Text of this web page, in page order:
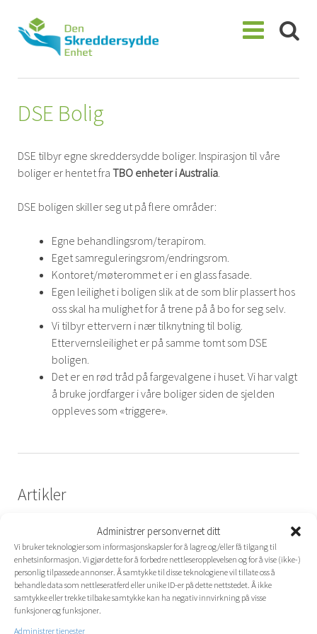
Administrer personvernet ditt
Vi bruker teknologier som informasjonskapsler for å lagre og/eller få tilgang til
enhetsinformasjon. Vi gjør dette for å forbedre nettleseropplevelsen og for å vise (ikke-)
personlig tilpassede annonser. Å samtykke til disse teknologiene vil tillate oss å
behandle data som nettleseratferd eller unike ID-er på dette nettstedet. Å ikke
samtykke eller trekke tilbake samtykke kan ha negativ innvirkning på visse
funksjoner og funksjoner.
Administrer tjenester
content
DSE Bolig
DSE tilbyr egne skreddersydde boliger. Inspirasjon til våre
boliger er hentet fra TBO enheter i Australia.
DSE boligen skiller seg ut på flere områder:
Egne behandlingsrom/terapirom.
Eget samreguleringsrom/endringsrom.
Kontoret/møterommet er i en glass fasade.
Egen leilighet i boligen slik at de som blir plassert hos
oss skal ha mulighet for å trene på å bo for seg selv.
Vi tilbyr ettervern i nær tilknytning til bolig.
Ettervernsleilighet er på samme tomt som DSE
boligen.
Det er en rød tråd på fargevalgene i huset. Vi har valgt
å bruke jordfarger i våre boliger siden de sjelden
oppleves som «triggere».
Artikler
TMA
DEN SKREDDERSYDDE ENHET